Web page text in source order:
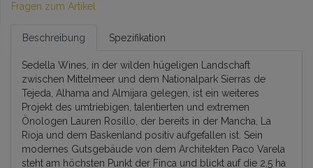
Fragen zum Artikel
Beschreibung Spezifikation
Sedella Wines, in der wilden hügeligen Landschaft
zwischen Mittelmeer und dem Nationalpark Sierras de
Tejeda, Alhama and Almijara gelegen, ist ein weiteres
Projekt des umtriebigen, talentierten und extremen
Önologen Lauren Rosillo, der bereits in der Mancha, La
Rioja und dem Baskenland positiv aufgefallen ist. Sein
modernes Gutsgebäude von dem Architekten Paco Varela
steht am höchsten Punkt der Finca und blickt auf die 2,5 ha